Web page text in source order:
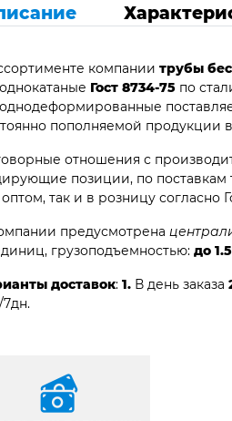
компании трубы
Гост 8734-75 по
пополняемой продукции
отношения с
позиции, по поставкам
оптом, так и в розницу согласно
предусмотрена
грузоподъемностью: до
доставок: 1. В день заказа
7дн.